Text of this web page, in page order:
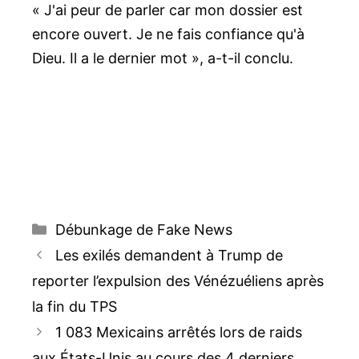
« J'ai peur de parler car mon dossier est
encore ouvert. Je ne fais confiance qu'à
Dieu. Il a le dernier mot », a-t-il conclu.
Catégories
Débunkage de Fake News
Navigation
des
Les exilés demandent à Trump de
reporter l’expulsion des Vénézuéliens après
la fin du TPS
1 083 Mexicains arrêtés lors de raids